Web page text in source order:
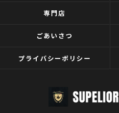
専門店
ごあいさつ
プライバシーポリシー